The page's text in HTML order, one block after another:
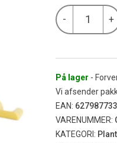
-
antal
+
På lager -
Vi afsender
EAN:
VARENUMMER:
KATEGORI: